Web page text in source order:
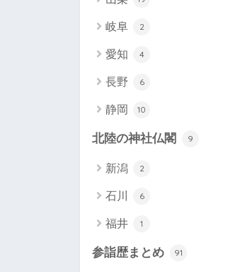
岐阜 2
愛知 4
長野 6
静岡 10
北陸の神社仏閣 9
新潟 2
石川 6
福井 1
参詣歴まとめ 91